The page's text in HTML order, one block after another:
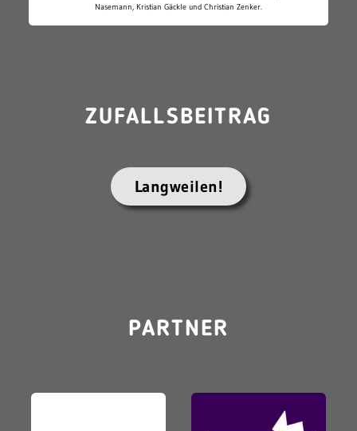
Nasemann, Kristian Gäckle und Christian Zenker.
ZUFALLSBEITRAG
Langweilen!
PARTNER